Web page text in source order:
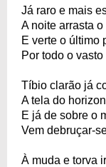
Já raro e mais
A noite arrasta o
E verte o último
Por todo o
Tíbio clarão já
A tela do
E já de sobre o
Vem debruçar-
À muda e torva